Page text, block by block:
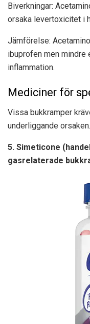
Biverkningar:
orsaka levertoxicitet i
Jämförelse:
ibuprofen men
inflammation.
Mediciner för
Vissa bukkramper
underliggande orsaken.
5. Simeticone
gasrelaterade